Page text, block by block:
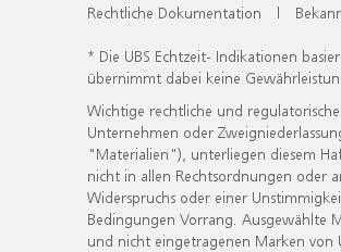
Rechtliche Dokumentation |
* Die UBS Echtzeit- Indikationen
übernimmt dabei keine
Wichtige rechtliche und
Unternehmen oder
"Materialien"), unterliegen diesem
nicht in allen Rechtsordnungen oder
Widerspruchs oder einer
Bedingungen Vorrang. Ausgewählte
und nicht eingetragenen Marken von